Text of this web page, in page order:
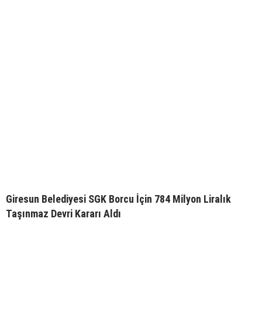
Giresun Belediyesi SGK Borcu İçin 784 Milyon Liralık
Taşınmaz Devri Kararı Aldı